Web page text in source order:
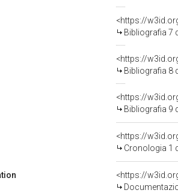
<https://
Bibliografia 7
<https://
Bibliografia 8
<https://
Bibliografia 9
<https://
Cronologia 1